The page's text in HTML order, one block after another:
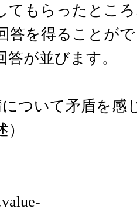
てもらったとこ
答を得ることが
が並びます。
ついて矛盾を感